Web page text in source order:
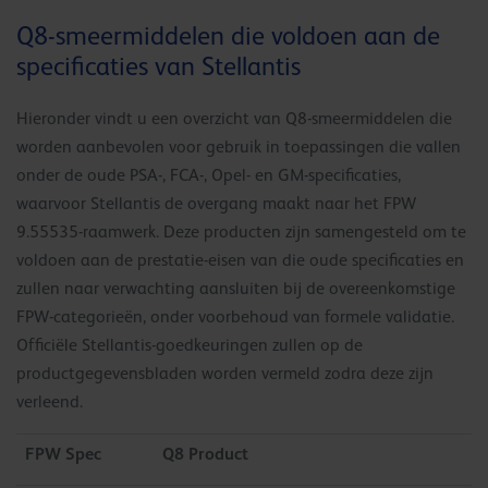
Q8-smeermiddelen die voldoen aan de
specificaties van Stellantis
Hieronder vindt u een overzicht van Q8-smeermiddelen die
worden aanbevolen voor gebruik in toepassingen die vallen
onder de oude PSA-, FCA-, Opel- en GM-specificaties,
waarvoor Stellantis de overgang maakt naar het FPW
9.55535-raamwerk. Deze producten zijn samengesteld om te
voldoen aan de prestatie-eisen van die oude specificaties en
zullen naar verwachting aansluiten bij de overeenkomstige
FPW-categorieën, onder voorbehoud van formele validatie.
Officiële Stellantis-goedkeuringen zullen op de
productgegevensbladen worden vermeld zodra deze zijn
verleend.
FPW Spec Q8 Product